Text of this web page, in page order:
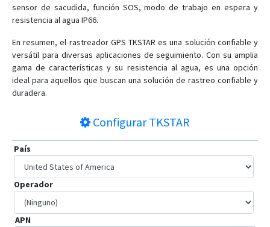
TK820
TK905
TK910
TK910 4G
TK920
TK970
XE209
XE210
sensor de sacudida, función SOS, modo de trabajo en espera y
resistencia al agua IP66.
En resumen, el rastreador GPS TKSTAR es una solución confiable y
versátil para diversas aplicaciones de seguimiento. Con su amplia
gama de características y su resistencia al agua, es una opción
ideal para aquellos que buscan una solución de rastreo confiable y
duradera.
ConfigurarTKSTAR
País
Operador
APN